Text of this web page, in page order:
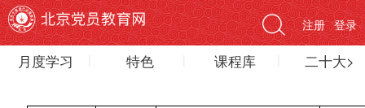
登录
注册
月度学习 特色 课程库 二十大>